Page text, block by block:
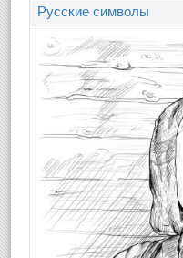
Русские символы